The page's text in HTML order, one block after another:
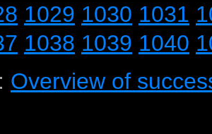
1029 1030 1031
1038 1039 1040
Overview of